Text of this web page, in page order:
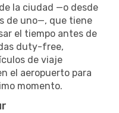
la ciudad —o desde
de uno—, que tiene
el tiempo antes de
duty-free,
de viaje
el aeropuerto para
momento.